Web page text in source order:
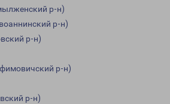
р-н)
р-н)
р-н)
р-н)
р-н)